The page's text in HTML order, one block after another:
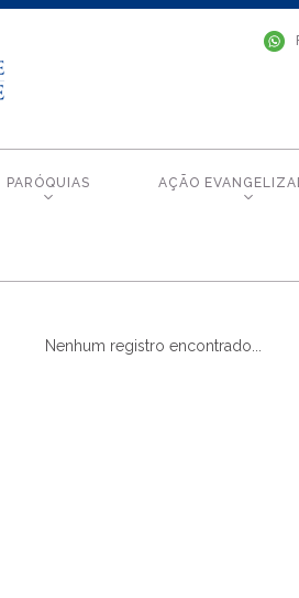
PARÓQUIAS AÇÃO
Nenhum registro encontrado...